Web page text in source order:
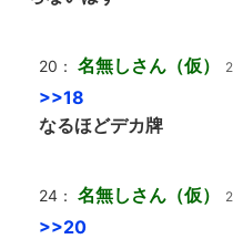
20： 名無しさん（仮）
>>18
なるほどデカ牌
24： 名無しさん（仮）
>>20